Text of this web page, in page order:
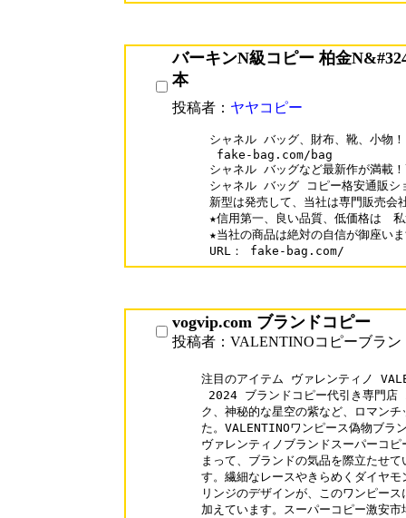
バーキンN級コピー 柏金
本
投稿者： ヤヤコピー
シャネル バッグ、財布、靴、小物！
fake-bag.com/bag
シャネル バッグなど最新作が満載
シャネル バッグ コピー格安通販シ
新型は発売して、当社は専門販売会
★信用第一、良い品質、低価格は　
★当社の商品は絶対の自信が御座い
URL： fake-bag.com/
vogvip.com ブランドコピー
投稿者：VALENTINOコピーブラン
注目のアイテム ヴァレンティノ
2024 ブランドコピー代引き専門
ク、神秘的な星空の紫など、ロマン
た。VALENTINOワンピース偽物
ヴァレンティノブランドスーパーコ
まって、ブランドの気品を際立たせ
す。繊細なレースやきらめくダイヤ
リンジのデザインが、このワンピー
加えています。スーパーコピー激安